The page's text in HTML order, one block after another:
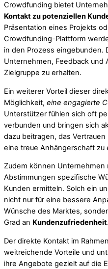
Crowdfunding bietet
Kontakt zu potenziellen
Präsentation eines Projekts
Crowdfunding-Plattform
in den Prozess eingebunden.
Unternehmen, Feedback und
Zielgruppe zu erhalten.
Ein weiterer Vorteil dieser
Möglichkeit, eine engagierte
Unterstützer fühlen sich oft
verbunden und bringen sich
dazu beitragen, das
eine treue Anhängerschaft zu
Zudem können
Abstimmungen spezifische
Kunden ermitteln. Solch ein
nicht nur für eine bessere
Wünsche des Marktes,
Grad an Kundenzufriedenheit.
Der direkte Kontakt im
weitreichende Vorteile und
ihre Angebote gezielt auf die